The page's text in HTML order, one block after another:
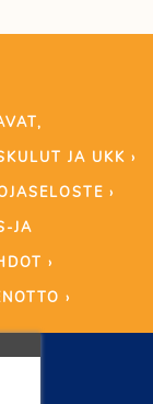
JA UKK ›
›
JA
›
›